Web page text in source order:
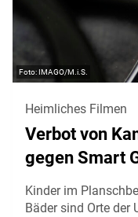
IMAGO/M.i.S.
Heimliches Filmen
Verbot von
gegen Smart
Kinder im
Bäder sind Orte der